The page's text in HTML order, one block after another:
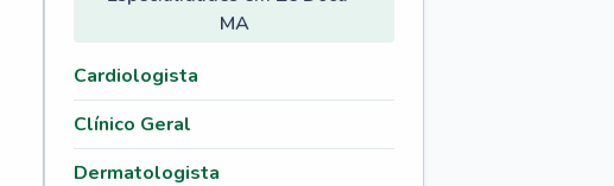
MA
Cardiologista
Clínico Geral
Dermatologista